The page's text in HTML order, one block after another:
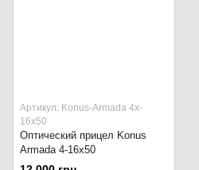
Артикул: Konus-Armada 4x-
16x50
Оптический прицел Konus
Armada 4-16x50